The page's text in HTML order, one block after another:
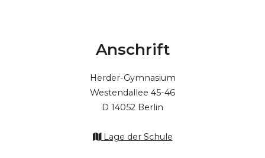
Anschrift
Herder-Gymnasium
Westendallee 45-46
D 14052 Berlin
Lage der Schule